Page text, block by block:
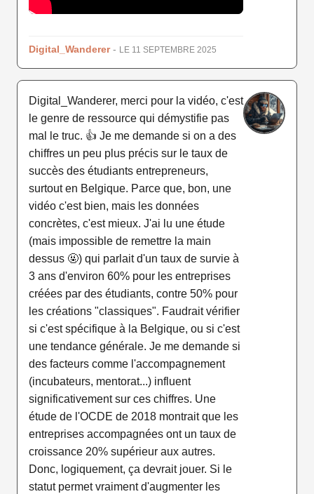
Digital_Wanderer- LE 11 SEPTEMBRE 2025
Digital_Wanderer, merci pour la vidéo, c'est
le genre de ressource qui démystifie pas
mal le truc. 👍 Je me demande si on a des
chiffres un peu plus précis sur le taux de
succès des étudiants entrepreneurs,
surtout en Belgique. Parce que, bon, une
vidéo c'est bien, mais les données
concrètes, c'est mieux. J'ai lu une étude
(mais impossible de remettre la main
dessus 🤬) qui parlait d'un taux de survie à
3 ans d'environ 60% pour les entreprises
créées par des étudiants, contre 50% pour
les créations "classiques". Faudrait vérifier
si c'est spécifique à la Belgique, ou si c'est
une tendance générale. Je me demande si
des facteurs comme l'accompagnement
(incubateurs, mentorat...) influent
significativement sur ces chiffres. Une
étude de l'OCDE de 2018 montrait que les
entreprises accompagnées ont un taux de
croissance 20% supérieur aux autres.
Donc, logiquement, ça devrait jouer. Si le
statut permet vraiment d'augmenter les